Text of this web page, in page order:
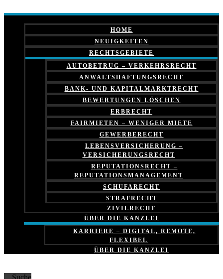
HOME
NEUIGKEITEN
RECHTSGEBIETE
AUTOBETRUG – VERKEHRSRECHT
ANWALTSHAFTUNGSRECHT
BANK- UND KAPITALMARKTRECHT
BEWERTUNGEN LÖSCHEN
ERBRECHT
FAIRMIETEN – WENIGER MIETE
GEWERBERECHT
LEBENSVERSICHERUNG –
VERSICHERUNGSRECHT
REPUTATIONSRECHT –
REPUTATIONSMANAGEMENT
SCHUFARECHT
STRAFRECHT
ZIVILRECHT
ÜBER DIE KANZLEI
KARRIERE – DIGITAL, REMOTE,
FLEXIBEL
ÜBER DIE KANZLEI
Suche